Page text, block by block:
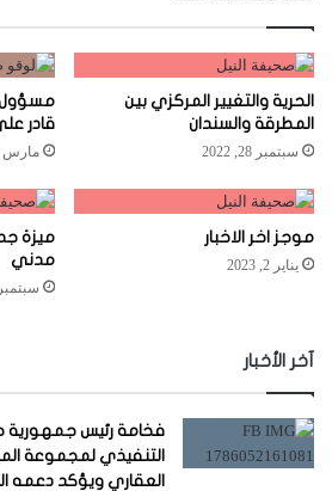
الحرية والتغيير المركزي بين
المطرقة والسندان
سبتمبر 28, 2022
مسؤول
قادر
مارس 1, 2025
موجز اخر الاخبار
يناير 2, 2023
ميزة
مدني
سبتمبر 18, 2023
آخر الأخبار
فخامة رئيس جمهورية
التنفيذي لمجموعة
العقاري ويؤكد دعمه